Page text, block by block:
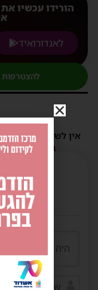
הורידו עכשיו
לאנדורואיד
להצטרפות
אין לשלוח תגובות
במידה ולא